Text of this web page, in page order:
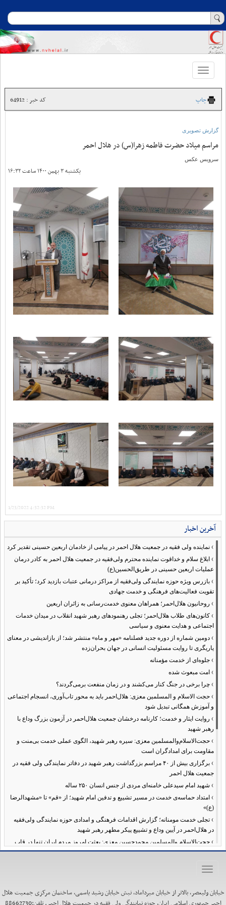
Toggle
navigation
چاپ کد خبر : 64912
گزارش تصویری
مراسم میلاد حضرت فاطمه زهرا(س) در هلال احمر
سرویس عکس
یکشنبه ۳ بهمن ۱۴۰۰ ساعت ۱۶:۳۲
1/23/2022 4:32:32 PM
آخرین اخبار
› نماینده ولی فقیه در جمعیت هلال احمر در پیامی از خادمان اربعین حسینی تقدیر کرد
› ابلاغ سلام و خداقوت نماینده محترم ولی‌فقیه در جمعیت هلال احمر به کادر درمان
عملیات اربعین حسینی در طریق‌الحسین(ع)
› بازرس ویژه حوزه نمایندگی ولی‌فقیه از مراکز درمانی عتبات بازدید کرد؛ تأکید بر
تقویت فعالیت‌های فرهنگی و خدمت جهادی
› روحانیون هلال‌احمر؛ همراهان معنوی خدمت‌رسانی به زائران اربعین
› کانون‌های طلاب هلال‌احمر؛ تجلی رهنمودهای رهبر شهید انقلاب در میدان خدمات
اجتماعی و هدایت معنوی و سیاسی
› دومین شماره از دوره جدید فصلنامه «مهر و ماه» منتشر شد؛ از بازاندیشی در معنای
یاریگری تا روایت مسئولیت انسانی در جهان بحران‌زده
› جلوه‌ای از خدمت مؤمنانه
› امت مبعوث شده
› چرا برخی در جنگ کنار می‌کشند و در زمان منفعت برمی‌گردند؟
› حجت الاسلام و المسلمین معزی: هلال‌احمر باید به محور تاب‌آوری، انسجام اجتماعی
و آموزش همگانی تبدیل شود
› روایت ایثار و خدمت؛ کارنامه درخشان جمعیت هلال‌احمر در آزمون بزرگ وداع با
رهبر شهید
› حجت‌الاسلام‌والمسلمین معزی: سیره رهبر شهید، الگوی عملی خدمت بی‌منت و
مقاومت برای امدادگران است
›
برگزاری بیش از ۴۰ مراسم بزرگداشت رهبر شهید در دفاتر نمایندگی ولی فقیه در
جمعیت هلال احمر
› شهید امام سیدعلی خامنه‌ای مردی از جنس انسان ۲۵۰ ساله
› امتداد حماسه‌ی خدمت در مسیر تشییع و تدفین امام شهید؛ از «قم» تا «مشهدالرضا
(ع)»
› تجلی خدمت مومنانه؛ گزارش اقدامات فرهنگی و امدادی حوزه نمایندگی ولی‌فقیه
در هلال‌احمر در آیین وداع و تشییع پیکر مطهر رهبر شهید
› حجت‌الاسلام والمسلمین محمدحسین معزی: بعثت امروز مردم ایران تنها در قاب
قیام عاشورا قابل تفسیر است
›
خدمت‌رسانی در مراسم تشییع پیکر مطهر رهبر شهید
هلال‌احمر آغاز شد
Toggle
خیابان ولیعصر، بالاتر از خیابان میرداماد، نبش خیابان رشید یاسمی، ساختمان مرکزی جمعیت هلال